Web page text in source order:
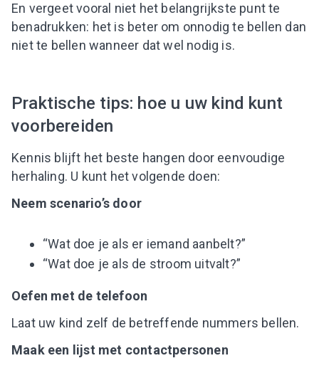
En vergeet vooral niet het belangrijkste punt te
benadrukken: het is beter om onnodig te bellen dan
niet te bellen wanneer dat wel nodig is.
Praktische tips: hoe u uw kind kunt
voorbereiden
Kennis blijft het beste hangen door eenvoudige
herhaling. U kunt het volgende doen:
Neem scenario’s door
“Wat doe je als er iemand aanbelt?”
“Wat doe je als de stroom uitvalt?”
Oefen met de telefoon
Laat uw kind zelf de betreffende nummers bellen.
Maak een lijst met contactpersonen